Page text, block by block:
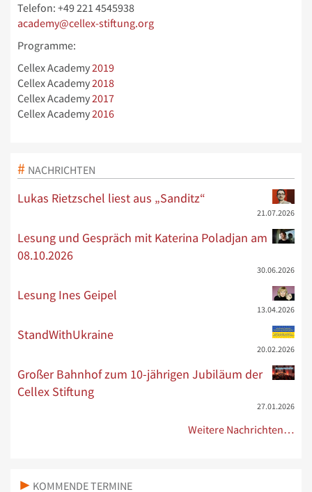
Telefon: +49 221 4545938
academy@cellex-stiftung.org
Programme:
Cellex Academy2019
Cellex Academy2018
Cellex Academy2017
Cellex Academy2016
NACHRICHTEN
Lukas Rietzschel liest aus „Sanditz“
21.07.2026
Lesung und Gespräch mit Katerina Poladjan am
08.10.2026
30.06.2026
Lesung Ines Geipel
13.04.2026
StandWithUkraine
20.02.2026
Großer Bahnhof zum 10-jährigen Jubiläum der
Cellex Stiftung
27.01.2026
Weitere Nachrichten…
KOMMENDE TERMINE